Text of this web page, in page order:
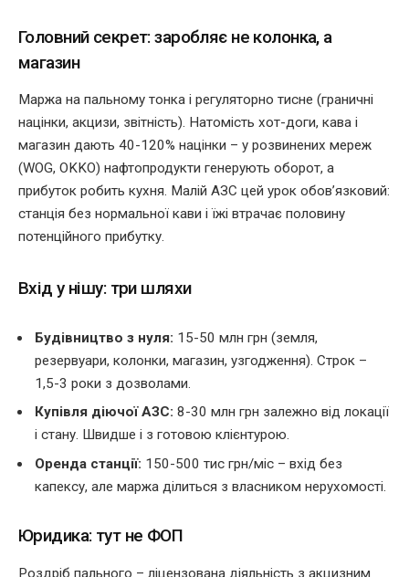
Головний секрет: заробляє не колонка, а
магазин
Маржа на пальному тонка і регуляторно тисне (граничні
націнки, акцизи, звітність). Натомість хот-доги, кава і
магазин дають 40-120% націнки – у розвинених мереж
(WOG, OKKO) нафтопродукти генерують оборот, а
прибуток робить кухня. Малій АЗС цей урок обов’язковий:
станція без нормальної кави і їжі втрачає половину
потенційного прибутку.
Вхід у нішу: три шляхи
Будівництво з нуля: 15-50 млн грн (земля,
резервуари, колонки, магазин, узгодження). Строк –
1,5-3 роки з дозволами.
Купівля діючої АЗС: 8-30 млн грн залежно від локації
і стану. Швидше і з готовою клієнтурою.
Оренда станції: 150-500 тис грн/міс – вхід без
капексу, але маржа ділиться з власником нерухомості.
Юридика: тут не ФОП
Роздріб пального – ліцензована діяльність з акцизним